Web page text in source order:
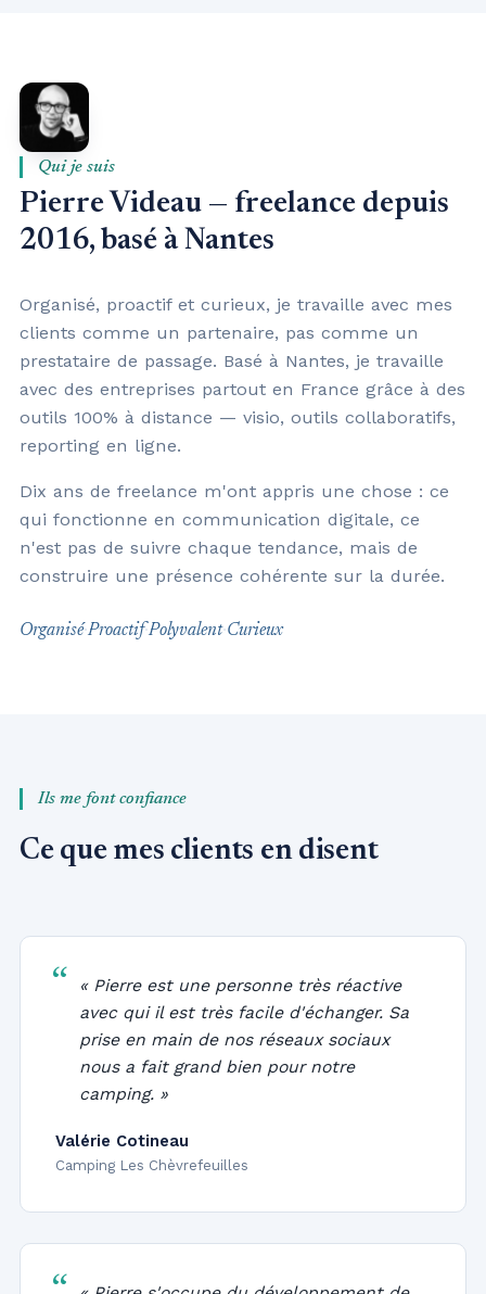
Qui je suis
Pierre Videau — freelance depuis
2016, basé à Nantes
Organisé, proactif et curieux, je travaille avec mes
clients comme un partenaire, pas comme un
prestataire de passage. Basé à Nantes, je travaille
avec des entreprises partout en France grâce à des
outils 100% à distance — visio, outils collaboratifs,
reporting en ligne.
Dix ans de freelance m'ont appris une chose : ce
qui fonctionne en communication digitale, ce
n'est pas de suivre chaque tendance, mais de
construire une présence cohérente sur la durée.
Organisé·Proactif·Polyvalent·Curieux
Ils me font confiance
Ce que mes clients en disent
« Pierre est une personne très réactive
avec qui il est très facile d'échanger. Sa
prise en main de nos réseaux sociaux
nous a fait grand bien pour notre
camping. »
Valérie Cotineau
Camping Les Chèvrefeuilles